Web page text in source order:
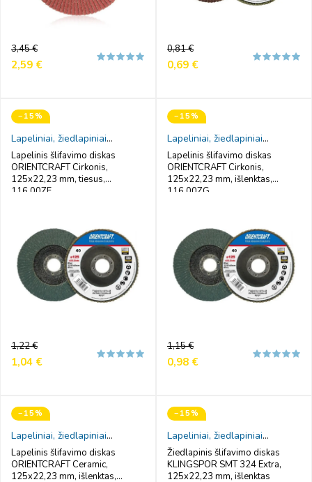
Reguliari
kaina
3,45 €
Kaina
2,59 €
Reguliari
kaina
0,81 €
Kaina
0,69 €
−15%
Lapeliniai, žiedlapiniai
šlifavimo diskai
Lapelinis šlifavimo diskas
ORIENTCRAFT Cirkonis,
125x22,23 mm, tiesus,
116.00ZF
Reguliari
kaina
1,22 €
Kaina
1,04 €
−15%
Lapeliniai, žiedlapiniai
šlifavimo diskai
Lapelinis šlifavimo diskas
ORIENTCRAFT Cirkonis,
125x22,23 mm, išlenktas,
116.00ZG
Reguliari
kaina
1,15 €
Kaina
0,98 €
−15%
Lapeliniai, žiedlapiniai
šlifavimo diskai
Lapelinis šlifavimo diskas
ORIENTCRAFT Ceramic,
125x22,23 mm, išlenktas,
−15%
Lapeliniai, žiedlapiniai
šlifavimo diskai
Žiedlapinis šlifavimo diskas
KLINGSPOR SMT 324 Extra,
125x22,23 mm, išlenktas